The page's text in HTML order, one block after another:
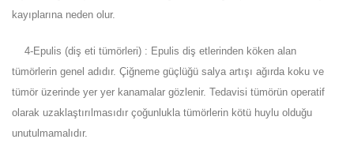
kayıplarına neden olur.
4-Epulis (diş eti tümörleri) : Epulis diş etlerinden köken alan
tümörlerin genel adıdır. Çiğneme güçlüğü salya artışı ağırda koku ve
tümör üzerinde yer yer kanamalar gözlenir. Tedavisi tümörün operatif
olarak uzaklaştırılmasıdır çoğunlukla tümörlerin kötü huylu olduğu
unutulmamalıdır.